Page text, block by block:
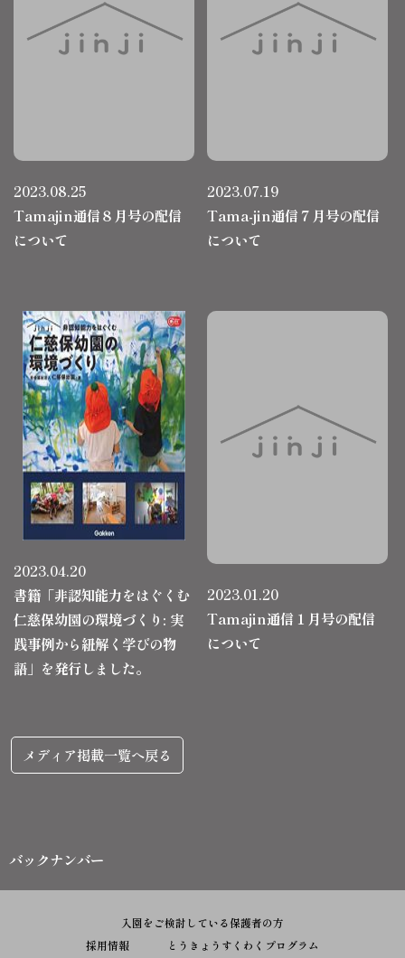
2023.08.25
Tamajin通信８月号の配信
について
2023.07.19
Tama-jin通信７月号の配信
について
2023.04.20
書籍「非認知能力をはぐくむ
仁慈保幼園の環境づくり: 実
践事例から紐解く学びの物
語」を発行しました。
2023.01.20
Tamajin通信１月号の配信
について
メディア掲載一覧へ戻る
バックナンバー
入園をご検討している保護者の方
採用情報
とうきょうすくわくプログラム